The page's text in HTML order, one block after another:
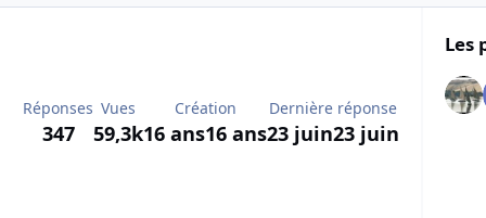
Réponses
347
Vues
59,3k
Création
16 ans16 ans
Dernière réponse
23 juin23 juin
Les